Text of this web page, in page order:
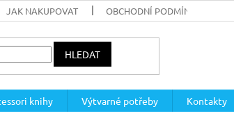
JAK NAKUPOVAT OBCHODNÍ PODMÍNKY
HLEDAT
knihy Výtvarné potřeby Kontakty